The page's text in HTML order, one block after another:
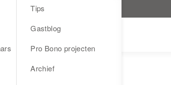
Tips
Gastblog
Pro Bono projecten
Archief